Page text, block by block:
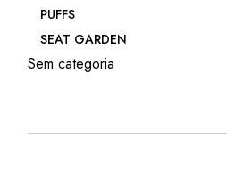
PUFFS
SEAT GARDEN
Sem categoria